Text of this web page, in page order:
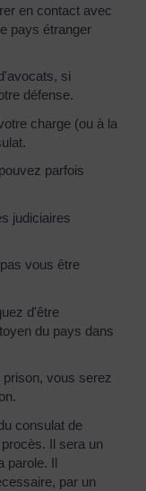
en contact avec
pays étranger
si
défense.
charge (ou à la
parfois
judiciaires
vous être
d'être
du pays dans
vous serez
consulat de
Il sera un
parole. Il
par un